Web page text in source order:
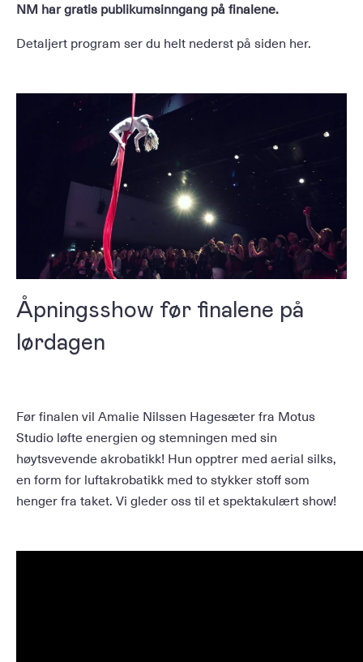
NM har gratis publikumsinngang på finalene.
Detaljert program ser du helt nederst på siden her.
Åpningsshow før finalene på
lørdagen
Før finalen vil Amalie Nilssen Hagesæter fra Motus
Studio løfte energien og stemningen med sin
høytsvevende akrobatikk! Hun opptrer med aerial silks,
en form for luftakrobatikk med to stykker stoff som
henger fra taket. Vi gleder oss til et spektakulært show!